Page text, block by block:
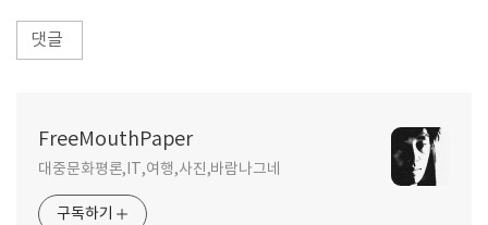
댓글
FreeMouthPaper
대중문화평론,IT,여행,사진,바람나그네
구독하기